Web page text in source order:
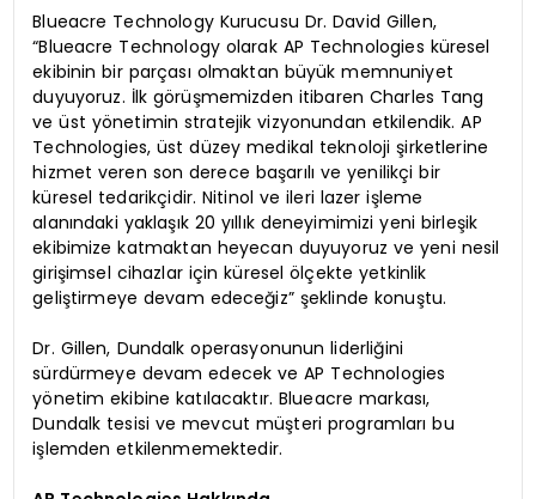
Blueacre Technology Kurucusu Dr. David Gillen,
“Blueacre Technology olarak AP Technologies küresel
ekibinin bir parçası olmaktan büyük memnuniyet
duyuyoruz. İlk görüşmemizden itibaren Charles Tang
ve üst yönetimin stratejik vizyonundan etkilendik. AP
Technologies, üst düzey medikal teknoloji şirketlerine
hizmet veren son derece başarılı ve yenilikçi bir
küresel tedarikçidir. Nitinol ve ileri lazer işleme
alanındaki yaklaşık 20 yıllık deneyimimizi yeni birleşik
ekibimize katmaktan heyecan duyuyoruz ve yeni nesil
girişimsel cihazlar için küresel ölçekte yetkinlik
geliştirmeye devam edeceğiz” şeklinde konuştu.
Dr. Gillen, Dundalk operasyonunun liderliğini
sürdürmeye devam edecek ve AP Technologies
yönetim ekibine katılacaktır. Blueacre markası,
Dundalk tesisi ve mevcut müşteri programları bu
işlemden etkilenmemektedir.